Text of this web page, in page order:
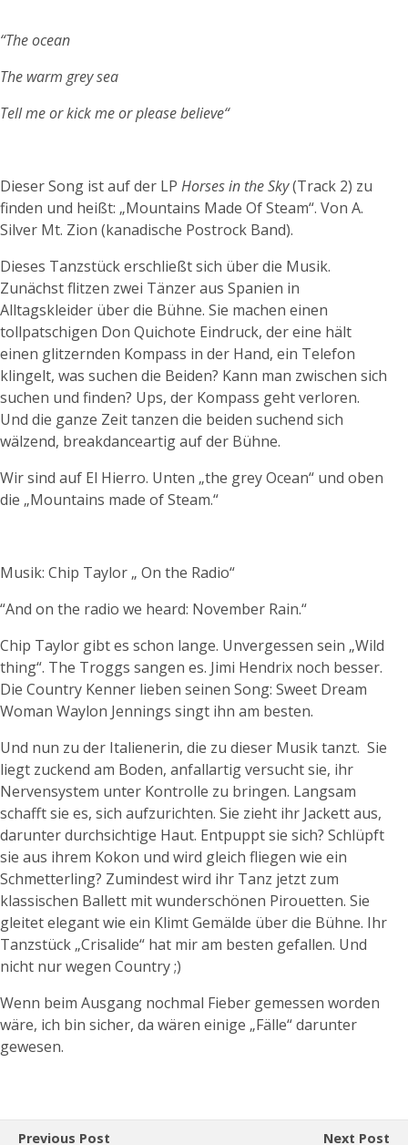
“The ocean
The warm grey sea
Tell me or kick me or please believe“
Dieser Song ist auf der LP Horses in the Sky(Track 2) zu
finden und heißt: „Mountains Made Of Steam“. Von A.
Silver Mt. Zion (kanadische Postrock Band).
Dieses Tanzstück erschließt sich über die Musik.
Zunächst flitzen zwei Tänzer aus Spanien in
Alltagskleider über die Bühne. Sie machen einen
tollpatschigen Don Quichote Eindruck, der eine hält
einen glitzernden Kompass in der Hand, ein Telefon
klingelt, was suchen die Beiden? Kann man zwischen sich
suchen und finden? Ups, der Kompass geht verloren.
Und die ganze Zeit tanzen die beiden suchend sich
wälzend, breakdanceartig auf der Bühne.
Wir sind auf El Hierro. Unten „the grey Ocean“ und oben
die „Mountains made of Steam.“
Musik: Chip Taylor „ On the Radio“
“And on the radio we heard: November Rain.“
Chip Taylor gibt es schon lange. Unvergessen sein „Wild
thing“. The Troggs sangen es. Jimi Hendrix noch besser.
Die Country Kenner lieben seinen Song: Sweet Dream
Woman Waylon Jennings singt ihn am besten.
Und nun zu der Italienerin, die zu dieser Musik tanzt. Sie
liegt zuckend am Boden, anfallartig versucht sie, ihr
Nervensystem unter Kontrolle zu bringen. Langsam
schafft sie es, sich aufzurichten. Sie zieht ihr Jackett aus,
darunter durchsichtige Haut. Entpuppt sie sich? Schlüpft
sie aus ihrem Kokon und wird gleich fliegen wie ein
Schmetterling? Zumindest wird ihr Tanz jetzt zum
klassischen Ballett mit wunderschönen Pirouetten. Sie
gleitet elegant wie ein Klimt Gemälde über die Bühne. Ihr
Tanzstück „Crisalide“ hat mir am besten gefallen. Und
nicht nur wegen Country ;)
Wenn beim Ausgang nochmal Fieber gemessen worden
wäre, ich bin sicher, da wären einige „Fälle“ darunter
gewesen.
Previous Post Next Post